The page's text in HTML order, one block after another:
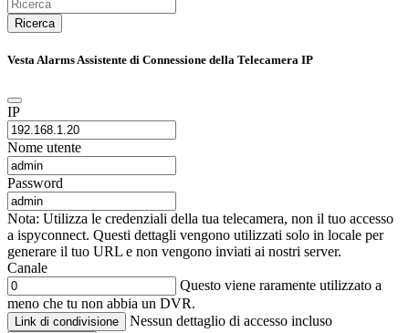
Ricerca
Vesta Alarms Assistente di Connessione della Telecamera IP
IP
Nome utente
Password
Nota: Utilizza le credenziali della tua telecamera, non il tuo accesso
a ispyconnect. Questi dettagli vengono utilizzati solo in locale per
generare il tuo URL e non vengono inviati ai nostri server.
Canale
Questo viene raramente utilizzato a
meno che tu non abbia un DVR.
Link di condivisione Nessun dettaglio di accesso incluso